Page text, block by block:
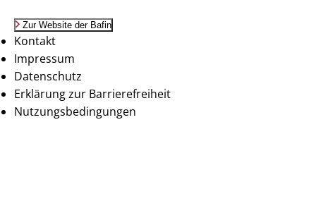
Zur Website der Bafin
Kontakt
Impressum
Datenschutz
Erklärung zur Barrierefreiheit
Nutzungsbedingungen